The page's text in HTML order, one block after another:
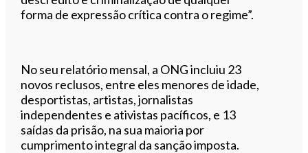
forma de expressão crítica contra o regime”.
No seu relatório mensal, a ONG incluiu 23
novos reclusos, entre eles menores de idade,
desportistas, artistas, jornalistas
independentes e ativistas pacíficos, e 13
saídas da prisão, na sua maioria por
cumprimento integral da sanção imposta.